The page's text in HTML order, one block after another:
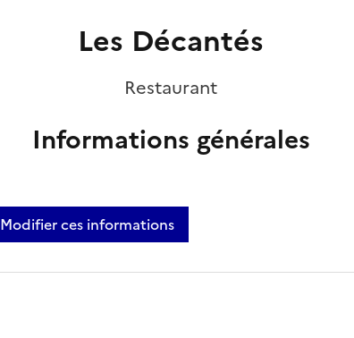
Les Décantés
Restaurant
Informations générales
Modifier ces informations